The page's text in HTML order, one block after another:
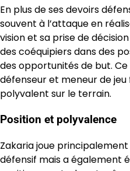
En plus de ses devoirs
souvent à l’attaque en
vision et sa prise de
des coéquipiers dans des
des opportunités de but.
défenseur et meneur de jeu
polyvalent sur le terrain.
Position et polyvalence
Zakaria joue
défensif mais a également